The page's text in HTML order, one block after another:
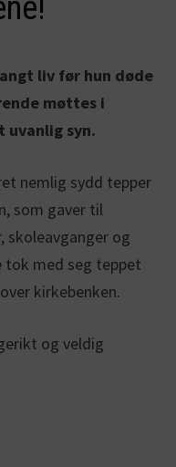
liv før hun døde
møttes i
uvanlig syn.
nemlig sydd tepper
som gaver til
skoleavganger og
tok med seg teppet
kirkebenken.
og veldig